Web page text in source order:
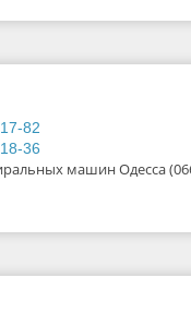
82
36
машин Одесса